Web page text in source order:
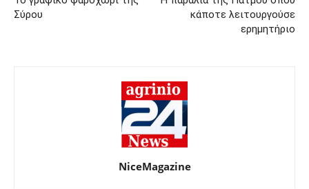
Σύρου
κάποτε λειτουργούσε
ερημητήριο
NiceMagazine